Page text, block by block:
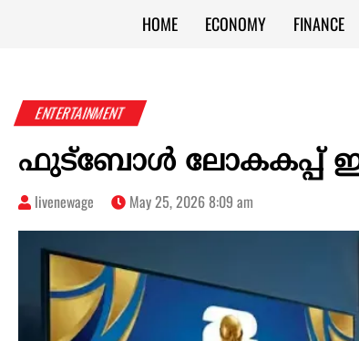
HOME ECONOMY FINANCE
ENTERTAINMENT
ഫുട്ബോൾ ലോകകപ്പ്
livenewage May 25, 2026 8:09 am